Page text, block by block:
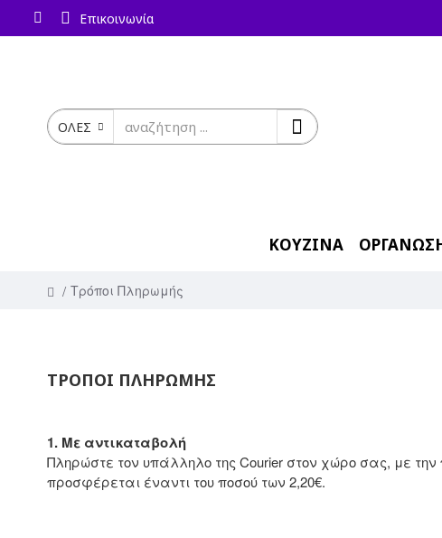
Επικοινωνία
ΟΛΕΣ
ΚΟΥΖΙΝΑ
Τρόποι Πληρωμής
ΤΡΌΠΟΙ ΠΛΗΡΩΜΉΣ
1. Με αντικαταβολή
Πληρώστε τον υπάλληλο της Courier στον χώρο σας, με
προσφέρεται έναντι του ποσού των 2,20€.